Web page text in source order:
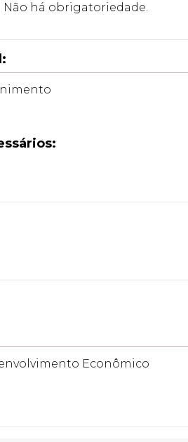
Não há obrigatoriedade.
Econômico